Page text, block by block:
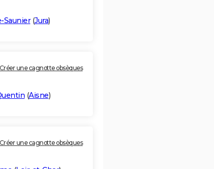
Saunier(Jura)
Créer une cagnotte obsèques
(Aisne)
Créer une cagnotte obsèques